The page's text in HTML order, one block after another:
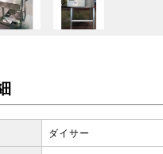
ダイサー